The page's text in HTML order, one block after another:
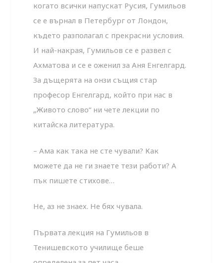
когато всички напускат Русия, Гумильов
се е върнал в Петербург от Лондон,
където разполагал с прекрасни условия.
И най-накрая, Гумильов се е развел с
Ахматова и се е оженил за Аня Енгелгард.
За дъщерята на онзи същия стар
професор Енгелгард, който при нас в
„Живото слово“ ни чете лекции по
китайска литература.
– Ама как така не сте чували? Как
можете да не ги знаете тези работи? А
пък пишете стихове…
Не, аз не знаех. Не бях чувала.
Първата лекция на Гумильов в
Тенишевското училище беше